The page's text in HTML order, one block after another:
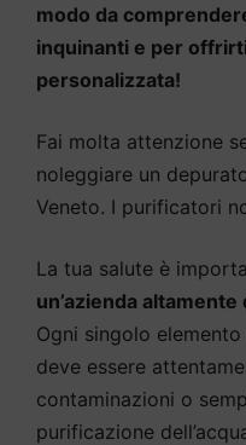
modo da
inquinanti e per
personalizzata!
Fai molta attenzione
noleggiare un
Veneto. I purificatori
La tua salute è
un’azienda
Ogni singolo
deve essere
contaminazioni o
purificazione